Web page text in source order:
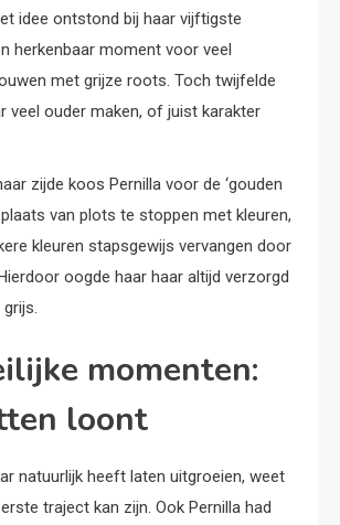
idee ontstond bij haar vijftigste
herkenbaar moment voor veel
met grijze roots. Toch twijfelde
veel ouder maken, of juist karakter
zijde koos Pernilla voor de ‘gouden
plaats van plots te stoppen met kleuren,
kleuren stapsgewijs vervangen door
oogde haar haar altijd verzorgd
momenten:
loont
natuurlijk heeft laten uitgroeien, weet
traject kan zijn. Ook Pernilla had